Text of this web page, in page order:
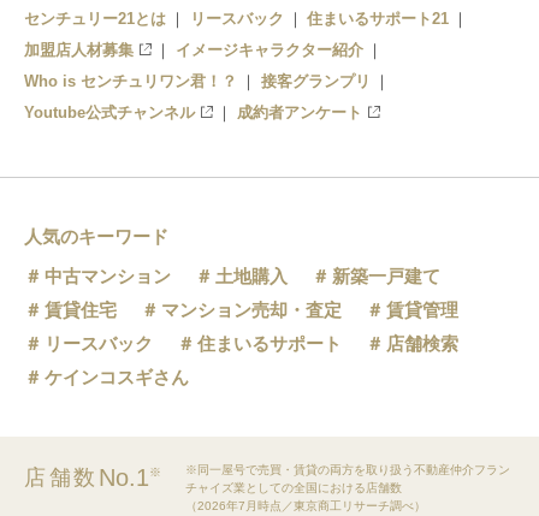
センチュリー21とは
リースバック
住まいるサポート21
加盟店人材募集
イメージキャラクター紹介
Who is センチュリワン君！？
接客グランプリ
Youtube公式チャンネル
成約者アンケート
人気のキーワード
中古マンション
土地購入
新築一戸建て
賃貸住宅
マンション売却・査定
賃貸管理
リースバック
住まいるサポート
店舗検索
ケインコスギさん
店舗数 No.1※
※同一屋号で売買・賃貸の両方を取り扱う不動産仲介フラン
チャイズ業としての全国における店舗数
（2026年7月時点／東京商工リサーチ調べ）